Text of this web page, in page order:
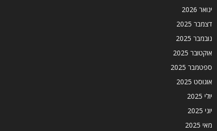
ינואר 2026
דצמבר 2025
נובמבר 2025
אוקטובר 2025
ספטמבר 2025
אוגוסט 2025
יולי 2025
יוני 2025
מאי 2025